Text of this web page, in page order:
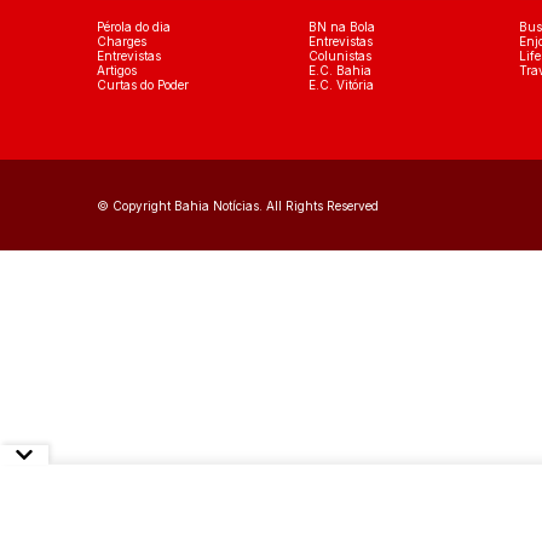
Pérola do dia
Charges
Entrevistas
Artigos
Curtas do Poder
BN na Bola
Entrevistas
Colunistas
E.C. Bahia
E.C. Vitória
© Copyright Bahia Notícias. All Rights Reserved